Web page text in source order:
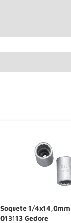
Soquete 1/
013113 Gedore